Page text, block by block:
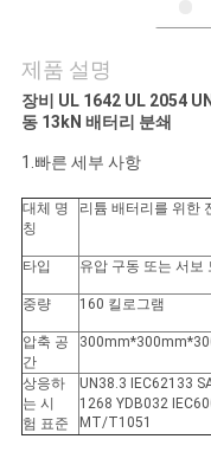
뉴
스
인
용
문
을
요
구
제품 설명
장비 UL 1642 UL 2054
동 13kN 배터리 분쇄
1.빠른 세부 사항
대체 명
칭
리튬 배터리를 위한
타입 유압 구동 또는 서보
중량 160 킬로그램
압축 공
간
상응하
는 시
험 표준
UN38.3 IEC62133
1268 YDB032
MT/T1051